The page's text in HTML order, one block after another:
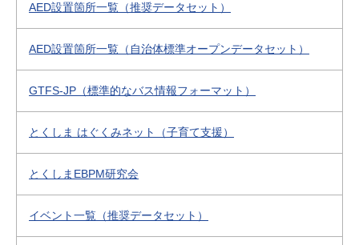
AED設置箇所一覧（推奨データセット）
AED設置箇所一覧（自治体標準オープンデータセット）
GTFS-JP（標準的なバス情報フォーマット）
とくしま はぐくみネット（子育て支援）
とくしまEBPM研究会
イベント一覧（推奨データセット）